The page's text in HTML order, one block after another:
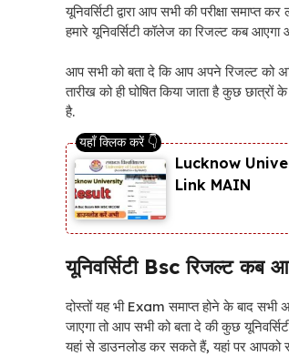
यूनिवर्सिटी द्वारा आप सभी की परीक्षा समाप्त
हमारे यूनिवर्सिटी कॉलेज का रिजल्ट कब
आप सभी को बता दे कि आप अपने रिजल्ट को
तारीख को ही घोषित किया जाता है कुछ छात्रों
है.
Lucknow
Link MAIN
यूनिवर्सिटी Bsc रिजल्ट कब
दोस्तों यह भी Exam समाप्त होने के बाद सभी
जाएगा तो आप सभी को बता दे की कुछ
यहां से डाउनलोड कर सकते हैं, यहां पर आपको